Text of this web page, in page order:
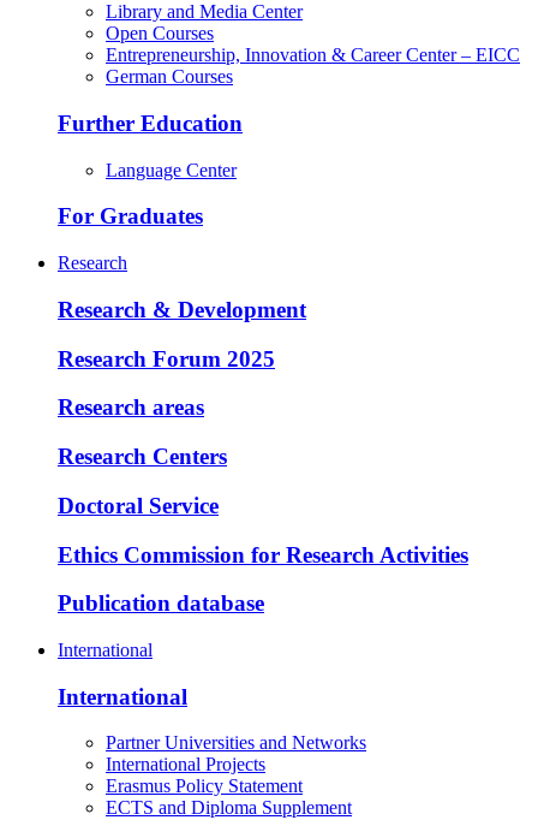
Library and Media Center
Open Courses
Entrepreneurship, Innovation & Career Center – EICC
German Courses
Further Education
Language Center
For Graduates
Research
Research & Development
Research Forum 2025
Research areas
Research Centers
Doctoral Service
Ethics Commission for Research Activities
Publication database
International
International
Partner Universities and Networks
International Projects
Erasmus Policy Statement
ECTS and Diploma Supplement